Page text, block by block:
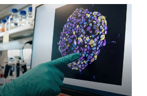
jelitowej mogą wiązać się
zdrowotnymi. Jej skład
układu odpornościowego,
zdrowia psychicznego.